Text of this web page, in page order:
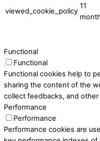
viewed_cookie_policy
11
Functional
Functional
Functional cookies help to
sharing the content of the
collect feedbacks, and
Performance
Performance
Performance cookies are